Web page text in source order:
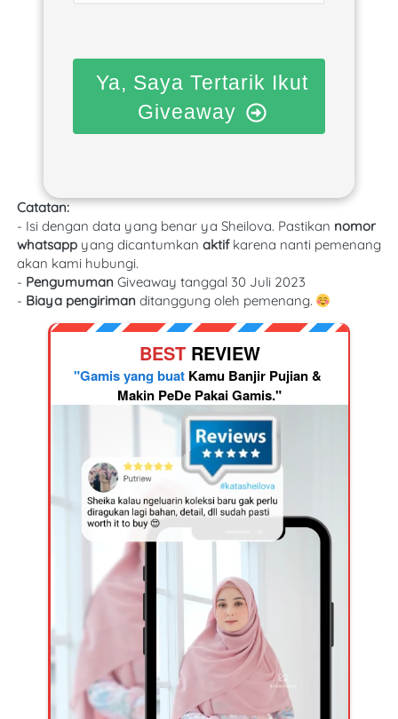
Ya, Saya Tertarik Ikut
Giveaway
Catatan:
- Isi dengan data yang benar ya Sheilova. Pastikan nomor
whatsapp yang dicantumkan aktif karena nanti pemenang
akan kami hubungi.
- Pengumuman Giveaway tanggal 30 Juli 2023
- Biaya pengiriman ditanggung oleh pemenang.
BEST REVIEW
"Gamis yang buat Kamu Banjir Pujian &
Makin PeDe Pakai Gamis."